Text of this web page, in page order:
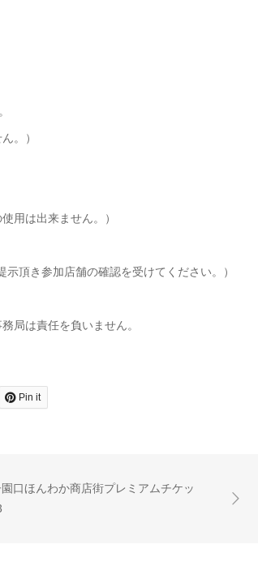
。）
用は出来ません。）
頂き参加店舗の確認を受けてください。）
局は責任を負いません。
Pin it
口ほんわか商店街プレミアムチケッ